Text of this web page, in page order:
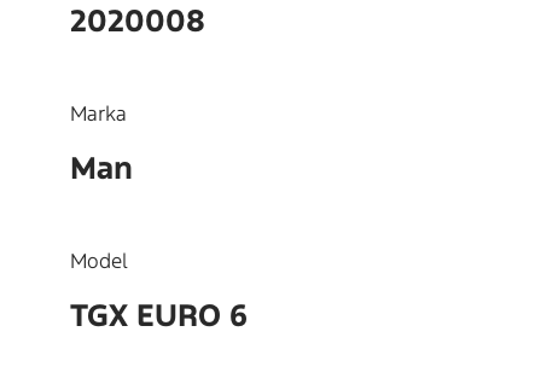
2020008
Marka
Man
Model
TGX EURO 6